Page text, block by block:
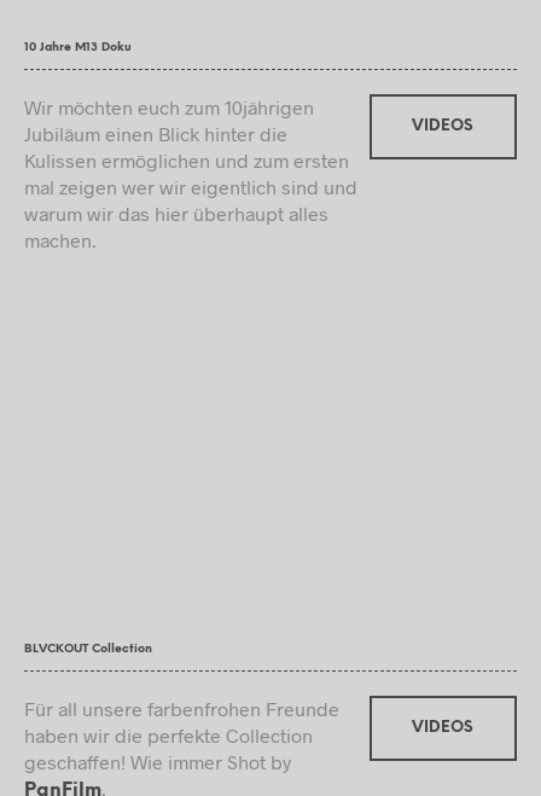
10 Jahre M13 Doku
Wir möchten euch zum 10jährigen
Jubiläum einen Blick hinter die
Kulissen ermöglichen und zum ersten
mal zeigen wer wir eigentlich sind und
warum wir das hier überhaupt alles
machen.
VIDEOS
BLVCKOUT Collection
Für all unsere farbenfrohen Freunde
haben wir die perfekte Collection
geschaffen! Wie immer Shot by
PanFilm
VIDEOS